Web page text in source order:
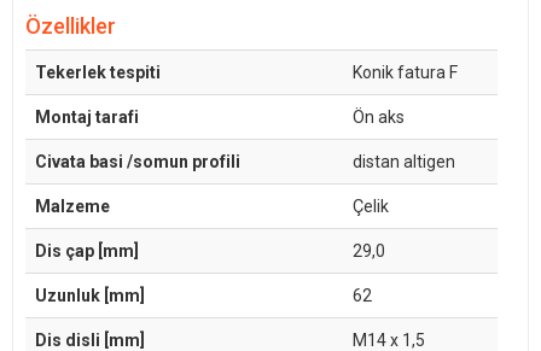
Özellikler
Tekerlek tespiti Konik fatura F
Montaj tarafi Ön aks
Civata basi /somun profili distan altigen
Malzeme Çelik
Dis çap [mm] 29,0
Uzunluk [mm] 62
Dis disli [mm] M14 x 1,5